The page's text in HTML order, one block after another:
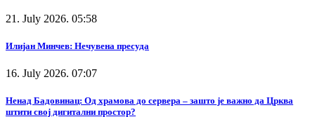
21. July 2026. 05:58
Илијан Минчев: Нечувена пресуда
16. July 2026. 07:07
Ненад Бадовинац: Од храмова до сервера – зашто је важно да Црква
штити свој дигитални простор?